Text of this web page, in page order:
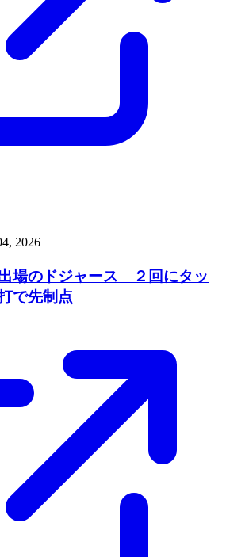
2026
場のドジャース ２回にタッ
で先制点